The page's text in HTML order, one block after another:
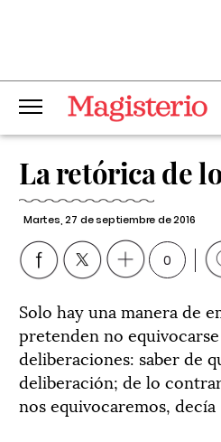
La retórica de
Martes, 27 de septiembre de 2016
0
Solo hay una manera de
pretenden no
deliberaciones: saber de
deliberación; de lo
nos equivocaremos, decía